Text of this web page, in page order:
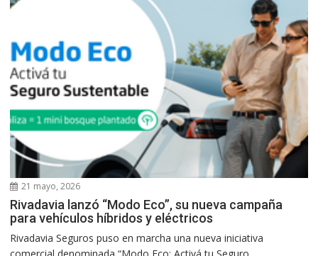
21 mayo, 2026
Rivadavia lanzó “Modo Eco”, su nueva campaña
para vehículos híbridos y eléctricos
Rivadavia Seguros puso en marcha una nueva iniciativa
comercial denominada “Modo Eco: Activá tu Seguro